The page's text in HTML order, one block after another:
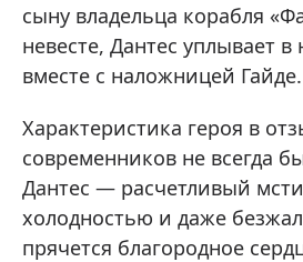
сыну владельца корабля
невесте, Дантес уплывает
вместе с наложницей Гайде.
Характеристика героя в
современников не всегда
Дантес — расчетливый
холодностью и даже
прячется благородное